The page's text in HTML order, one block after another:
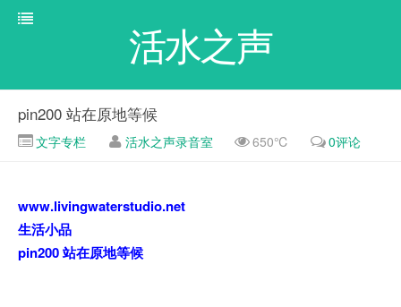
活水之声
pin200 站在原地等候
文字专栏 活水之声录音室 650℃ 0评论
www.livingwaterstudio.net
生活小品
pin200 站在原地等候